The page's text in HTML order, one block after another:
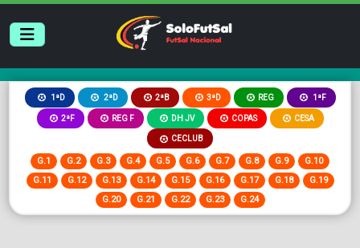
1ªD 2ªD 2ªB 3ªD REG 1ªF
2ªF REG F DH JV COPAS CESA
CECLUB
G.1 G.2 G.3 G.4 G.5 G.6 G.7 G.8 G.9
G.10
G.11
G.12 G.13 G.14 G.15 G.16 G.17 G.18
G.19
G.20
G.21 G.22 G.23 G.24